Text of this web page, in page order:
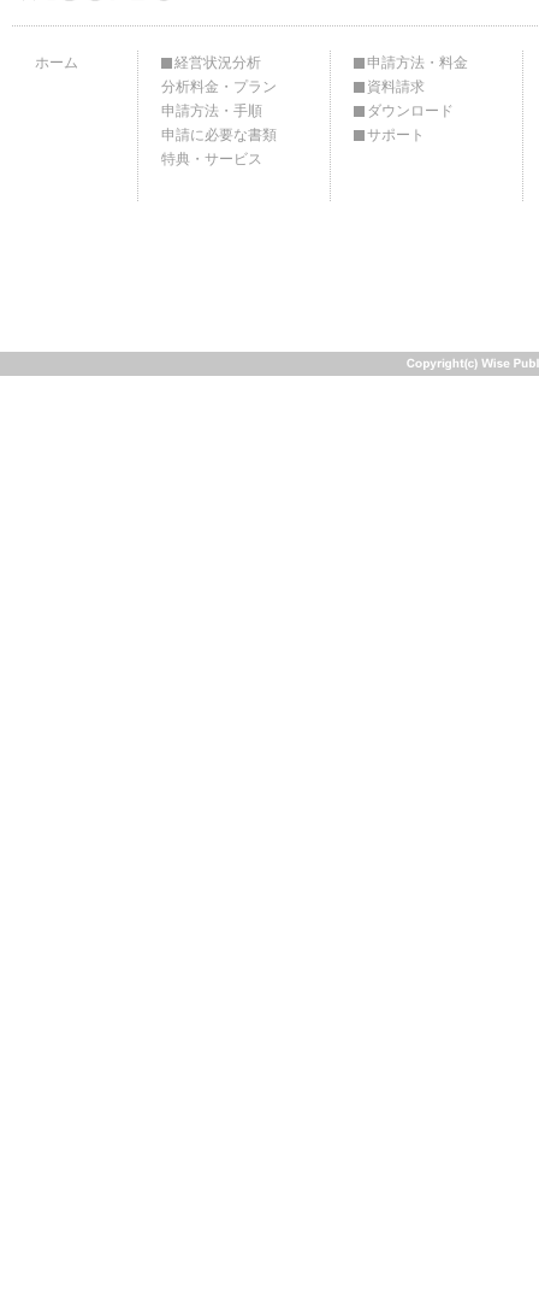
ホーム
経営状況分析
分析料金・プラン
申請方法・手順
申請に必要な書類
特典・サービス
申請方法・料金
資料請求
ダウンロード
サポート